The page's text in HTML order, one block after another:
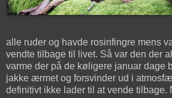
alle ruder og havde rosinfingre mens
vendte tilbage til livet. Så var den der
varme der på de køligere januar dage
jakke ærmet og forsvinder ud i
definitivt ikke lader til at vende tilbage.